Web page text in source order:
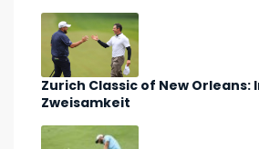
Zurich Classic of New
Zweisamkeit